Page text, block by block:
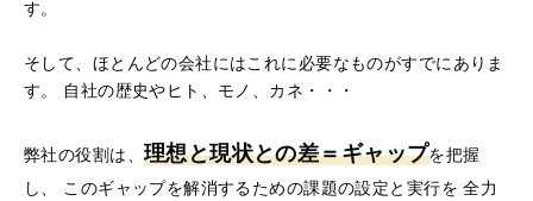
す。
そして、ほとんどの会社にはこれに必要なものがすでにありま
す。
自社の歴史やヒト、モノ、カネ・・・
弊社の役割は、 理想と現状との差＝ギャップを把握
し、
このギャップを解消するための課題の設定と実行を 全力